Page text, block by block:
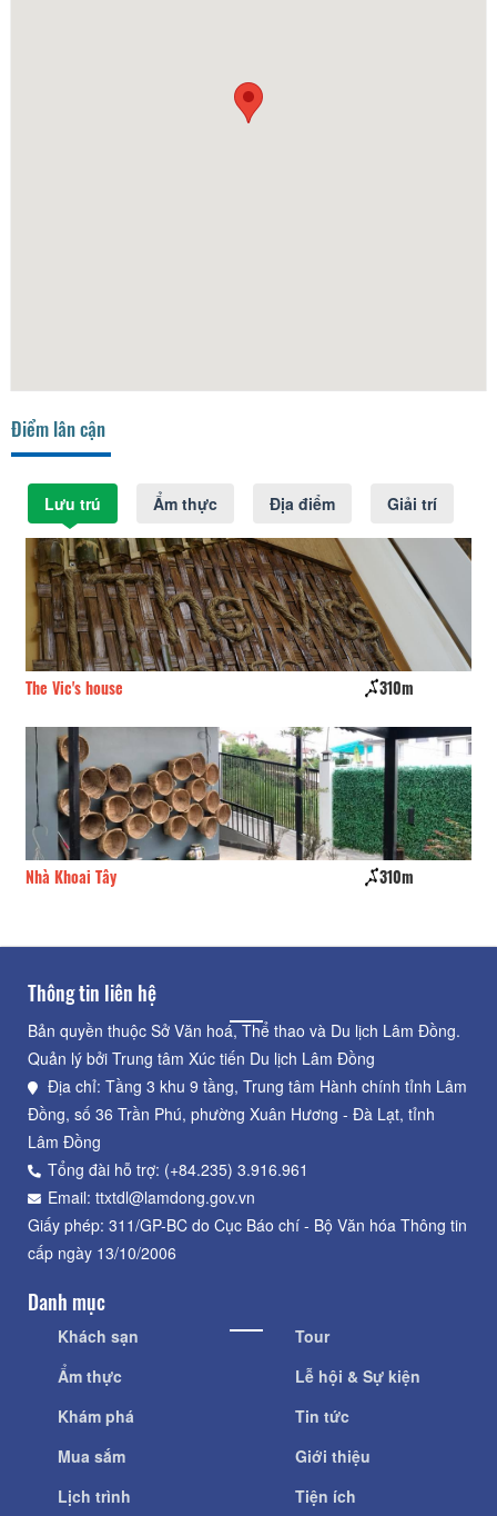
Điểm lân cận
Lưu trú Ẩm thực Địa điểm Giải trí
The Vic's house 310m
Nhà Khoai Tây 310m
Thông tin liên hệ
Bản quyền thuộc Sở Văn hoá, Thể thao và Du lịch Lâm Đồng.
Quản lý bởi Trung tâm Xúc tiến Du lịch Lâm Đồng
Địa chỉ: Tầng 3 khu 9 tầng, Trung tâm Hành chính tỉnh Lâm
Đồng, số 36 Trần Phú, phường Xuân Hương - Đà Lạt, tỉnh
Lâm Đồng
Tổng đài hỗ trợ: (+84.235) 3.916.961
Email: ttxtdl@lamdong.gov.vn
Giấy phép: 311/GP-BC do Cục Báo chí - Bộ Văn hóa Thông tin
cấp ngày 13/10/2006
Danh mục
Khách sạn
Ẩm thực
Khám phá
Mua sắm
Lịch trình
Tour
Lễ hội & Sự kiện
Tin tức
Giới thiệu
Tiện ích